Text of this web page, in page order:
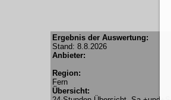
Ergebnis der Auswertung:
Stand: 8.8.2026
Anbieter:
Region:
Fern
Übersicht: